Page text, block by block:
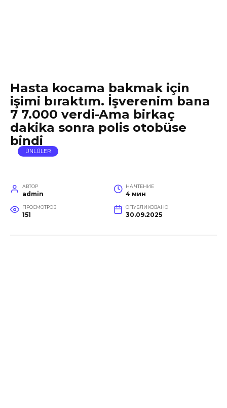
Hasta kocama bakmak için
işimi bıraktım. İşverenim bana
7 7.000 verdi-Ama birkaç
dakika sonra polis otobüse
bindi
ÜNLÜLER
АВТОР
admin
НА ЧТЕНИЕ
4 мин
ПРОСМОТРОВ
151
ОПУБЛИКОВАНО
30.09.2025